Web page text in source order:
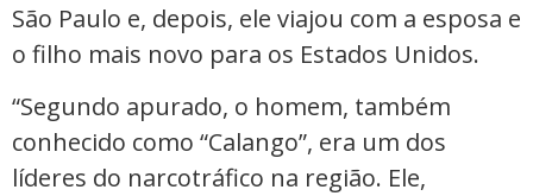
São Paulo e, depois, ele viajou com a esposa e
o filho mais novo para os Estados Unidos.
“Segundo apurado, o homem, também
conhecido como “Calango”, era um dos
líderes do narcotráfico na região. Ele,